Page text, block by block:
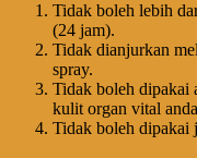
Tidak boleh lebih
(24 jam).
Tidak dianjurkan
spray.
Tidak boleh dipakai
kulit organ vital
Tidak boleh dipakai